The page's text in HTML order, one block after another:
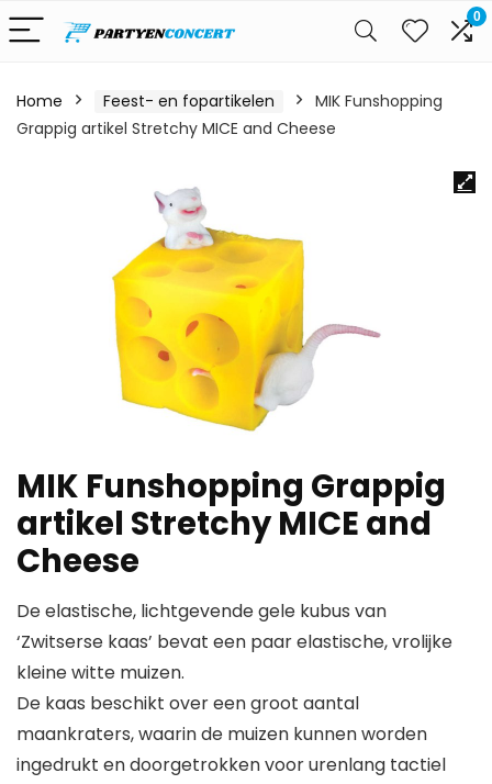
0
Home Feest- en fopartikelen
MIK Funshopping
Grappig artikel Stretchy MICE and Cheese
MIK Funshopping Grappig
artikel Stretchy MICE and
Cheese
De elastische, lichtgevende gele kubus van
‘Zwitserse kaas’ bevat een paar elastische, vrolijke
kleine witte muizen.
De kaas beschikt over een groot aantal
maankraters, waarin de muizen kunnen worden
ingedrukt en doorgetrokken voor urenlang tactiel